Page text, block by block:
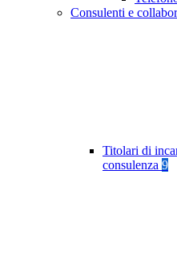
Consulenti e
Titolari di
consulenza 9